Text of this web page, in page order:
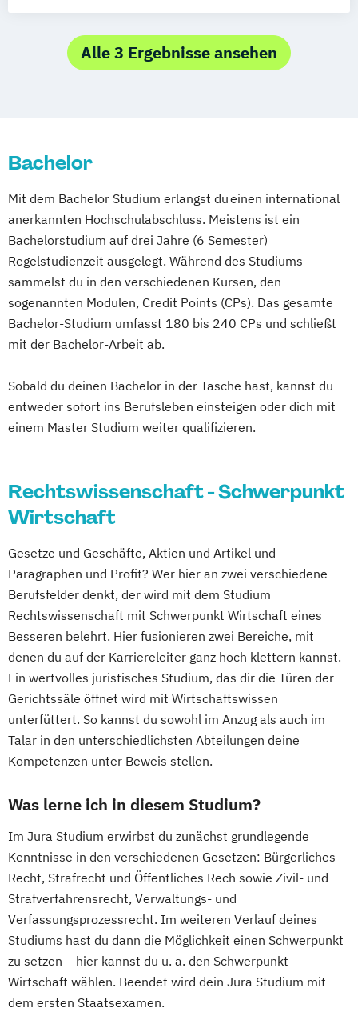
Alle 3 Ergebnisse ansehen
Bachelor
Mit dem Bachelor Studium erlangst du einen international
anerkannten Hochschulabschluss. Meistens ist ein
Bachelorstudium auf drei Jahre (6 Semester)
Regelstudienzeit ausgelegt. Während des Studiums
sammelst du in den verschiedenen Kursen, den
sogenannten Modulen, Credit Points (CPs). Das gesamte
Bachelor-Studium umfasst 180 bis 240 CPs und schließt
mit der Bachelor-Arbeit ab.
Sobald du deinen Bachelor in der Tasche hast, kannst du
entweder sofort ins Berufsleben einsteigen oder dich mit
einem Master Studium weiter qualifizieren.
Rechtswissenschaft - Schwerpunkt
Wirtschaft
Gesetze und Geschäfte, Aktien und Artikel und
Paragraphen und Profit? Wer hier an zwei verschiedene
Berufsfelder denkt, der wird mit dem Studium
Rechtswissenschaft mit Schwerpunkt Wirtschaft eines
Besseren belehrt. Hier fusionieren zwei Bereiche, mit
denen du auf der Karriereleiter ganz hoch klettern kannst.
Ein wertvolles juristisches Studium, das dir die Türen der
Gerichtssäle öffnet wird mit Wirtschaftswissen
unterfüttert. So kannst du sowohl im Anzug als auch im
Talar in den unterschiedlichsten Abteilungen deine
Kompetenzen unter Beweis stellen.
Was lerne ich in diesem Studium?
Im Jura Studium erwirbst du zunächst grundlegende
Kenntnisse in den verschiedenen Gesetzen: Bürgerliches
Recht, Strafrecht und Öffentliches Rech sowie Zivil- und
Strafverfahrensrecht, Verwaltungs- und
Verfassungsprozessrecht. Im weiteren Verlauf deines
Studiums hast du dann die Möglichkeit einen Schwerpunkt
zu setzen – hier kannst du u. a. den Schwerpunkt
Wirtschaft wählen. Beendet wird dein Jura Studium mit
dem ersten Staatsexamen.